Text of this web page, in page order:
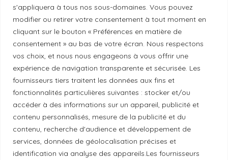
s'appliquera à tous nos sous-domaines. Vous pouvez
modifier ou retirer votre consentement à tout moment en
cliquant sur le bouton « Préférences en matière de
consentement » au bas de votre écran. Nous respectons
vos choix, et nous nous engageons à vous offrir une
expérience de navigation transparente et sécurisée. Les
fournisseurs tiers traitent les données aux fins et
fonctionnalités particulières suivantes : stocker et/ou
accéder à des informations sur un appareil, publicité et
contenu personnalisés, mesure de la publicité et du
contenu, recherche d'audience et développement de
services, données de géolocalisation précises et
identification via analyse des appareils.Les fournisseurs
Politique de correction
Politique de diversité
Politique éthique
Reconnaissance du territoire